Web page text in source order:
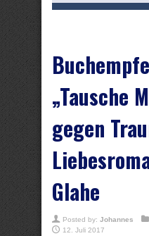
„Tausche
gegen
Glahe
Posted by: Johannes
12. Juli 2017